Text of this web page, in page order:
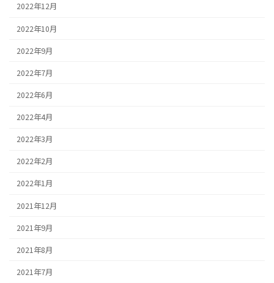
2022年12月
2022年10月
2022年9月
2022年7月
2022年6月
2022年4月
2022年3月
2022年2月
2022年1月
2021年12月
2021年9月
2021年8月
2021年7月